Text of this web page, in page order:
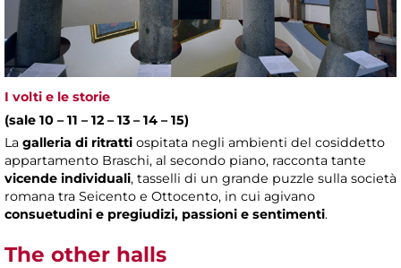
I volti e le storie
(sale 10 – 11 – 12 – 13 – 14 – 15)
La galleria di ritratti ospitata negli ambienti del cosiddetto
appartamento Braschi, al secondo piano, racconta tante
vicende individuali, tasselli di un grande puzzle sulla società
romana tra Seicento e Ottocento, in cui agivano
consuetudini e pregiudizi, passioni e sentimenti.
The other halls